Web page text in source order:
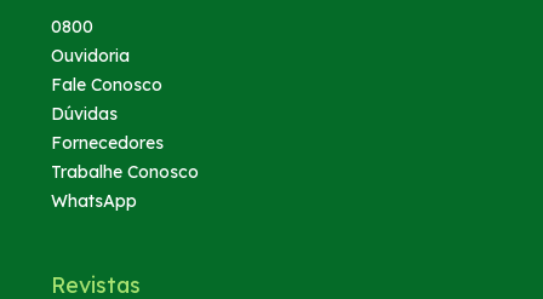
0800
Ouvidoria
Fale Conosco
Dúvidas
Fornecedores
Trabalhe Conosco
WhatsApp
Revistas